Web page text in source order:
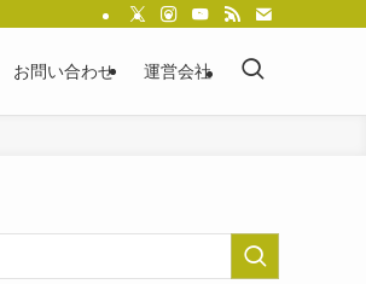
お問い合わせ 運営会社